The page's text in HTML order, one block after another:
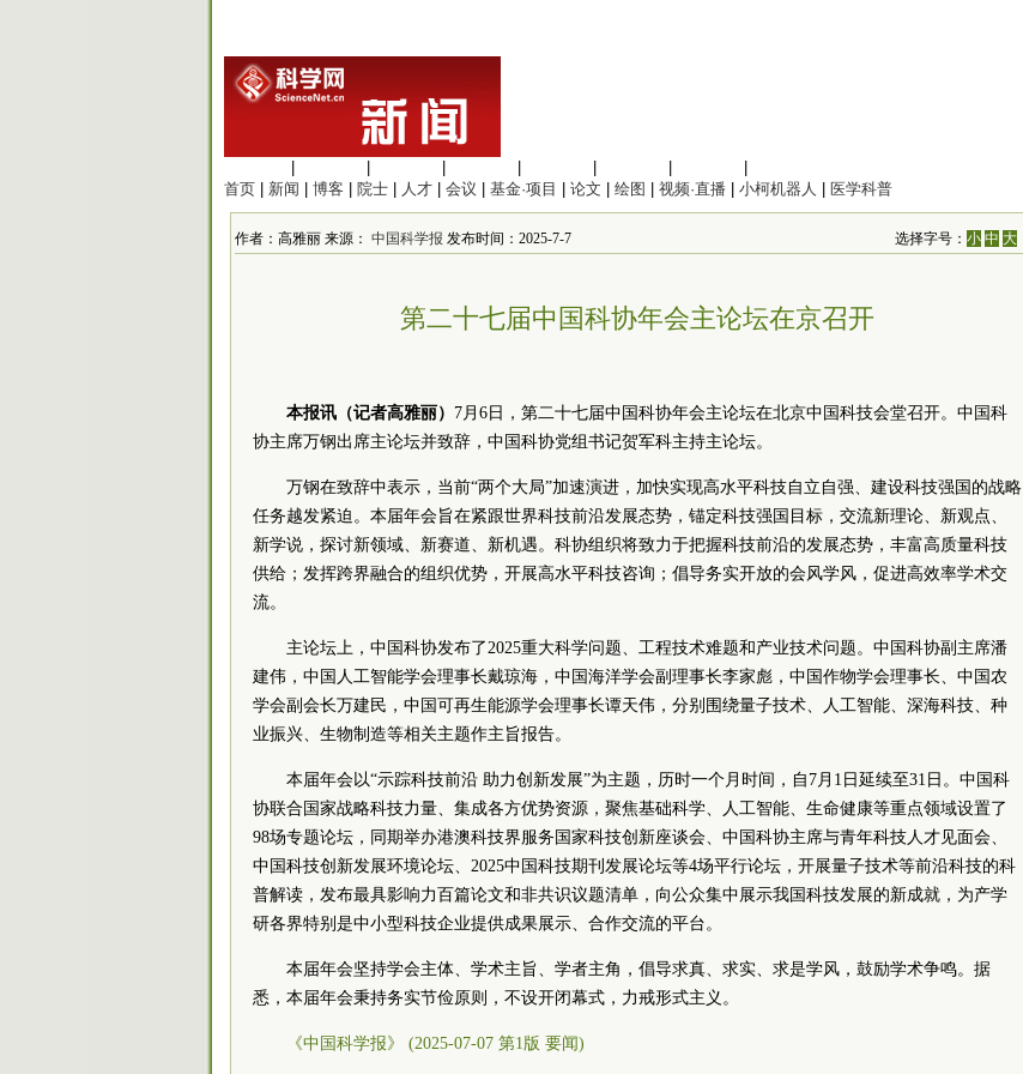
首页
新闻 博客 院士 人才 会议 基金·项目 论文 绘图 视频·直播 小柯机器人 医学科普
作者：高雅丽 来源： 中国科学报 发布时间：2025-7-7 选择字号：小 中 大
第二十七届中国科协年会主论坛在京召开
本报讯（记者高雅丽） 7月6日，第二十七届中国科协年会主论坛在北京中国科技会堂召开。中国科
协主席万钢出席主论坛并致辞，中国科协党组书记贺军科主持主论坛。
万钢在致辞中表示，当前“两个大局”加速演进，加快实现高水平科技自立自强、建设科技强国的战略
任务越发紧迫。本届年会旨在紧跟世界科技前沿发展态势，锚定科技强国目标，交流新理论、新观点、
新学说，探讨新领域、新赛道、新机遇。科协组织将致力于把握科技前沿的发展态势，丰富高质量科技
供给；发挥跨界融合的组织优势，开展高水平科技咨询；倡导务实开放的会风学风，促进高效率学术交
流。
主论坛上，中国科协发布了2025重大科学问题、工程技术难题和产业技术问题。中国科协副主席潘
建伟，中国人工智能学会理事长戴琼海，中国海洋学会副理事长李家彪，中国作物学会理事长、中国农
学会副会长万建民，中国可再生能源学会理事长谭天伟，分别围绕量子技术、人工智能、深海科技、种
业振兴、生物制造等相关主题作主旨报告。
本届年会以“示踪科技前沿 助力创新发展”为主题，历时一个月时间，自7月1日延续至31日。中国科
协联合国家战略科技力量、集成各方优势资源，聚焦基础科学、人工智能、生命健康等重点领域设置了
98场专题论坛，同期举办港澳科技界服务国家科技创新座谈会、中国科协主席与青年科技人才见面会、
中国科技创新发展环境论坛、2025中国科技期刊发展论坛等4场平行论坛，开展量子技术等前沿科技的科
普解读，发布最具影响力百篇论文和非共识议题清单，向公众集中展示我国科技发展的新成就，为产学
研各界特别是中小型科技企业提供成果展示、合作交流的平台。
本届年会坚持学会主体、学术主旨、学者主角，倡导求真、求实、求是学风，鼓励学术争鸣。据
悉，本届年会秉持务实节俭原则，不设开闭幕式，力戒形式主义。
《中国科学报》 (2025-07-07 第1版 要闻)